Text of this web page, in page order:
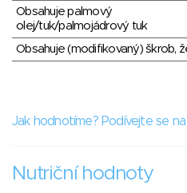
Obsahuje palmový
olej/tuk/palmojádrový tuk
Obsahuje (modifikovaný) škrob,
Jak hodnotíme? Podívejte se
Nutriční hodnoty